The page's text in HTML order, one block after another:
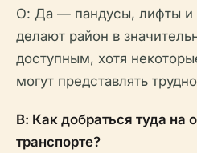
О: Да — пандусы, лифты и
делают район в
доступным, хотя
могут представлять
В: Как добраться туда на
транспорте?